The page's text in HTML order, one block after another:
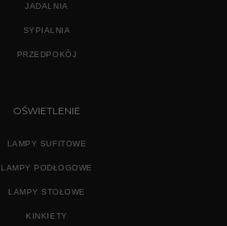
JADALNIA
SYPIALNIA
PRZEDPOKÓJ
OŚWIETLENIE
LAMPY SUFITOWE
LAMPY PODŁOGOWE
LAMPY STOŁOWE
KINKIETY